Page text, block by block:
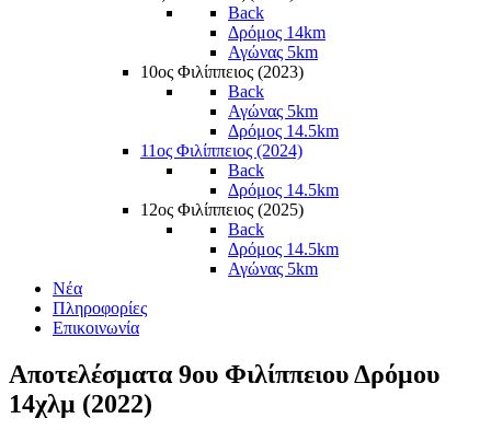
Back
Δρόμος 14km
Αγώνας 5km
10ος Φιλίππειος (2023)
Back
Αγώνας 5km
Δρόμος 14.5km
11ος Φιλίππειος (2024)
Back
Δρόμος 14.5km
12ος Φιλίππειος (2025)
Back
Δρόμος 14.5km
Αγώνας 5km
Νέα
Πληροφορίες
Επικοινωνία
Αποτελέσματα 9ου Φιλίππειου Δρόμου
14χλμ (2022)